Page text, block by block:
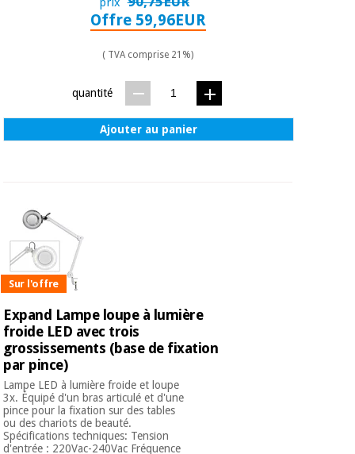
Offre 59,96EUR
( TVA comprise 21%)
quantité
Ajouter au panier
Sur l'offre
Expand Lampe loupe à lumière
froide LED avec trois
grossissements (base de fixation
par pince)
Lampe LED à lumière froide et loupe
3x. Équipé d'un bras articulé et d'une
pince pour la fixation sur des tables
ou des chariots de beauté.
Spécifications techniques: Tension
d'entrée : 220Vac-240Vac Fréquence